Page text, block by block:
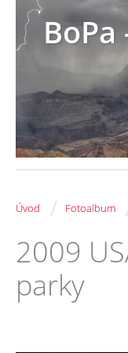
Úvod / Fotoalbum
2009
parky